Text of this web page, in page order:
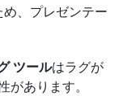
、プレゼンテー
ツールはラグが
があります。